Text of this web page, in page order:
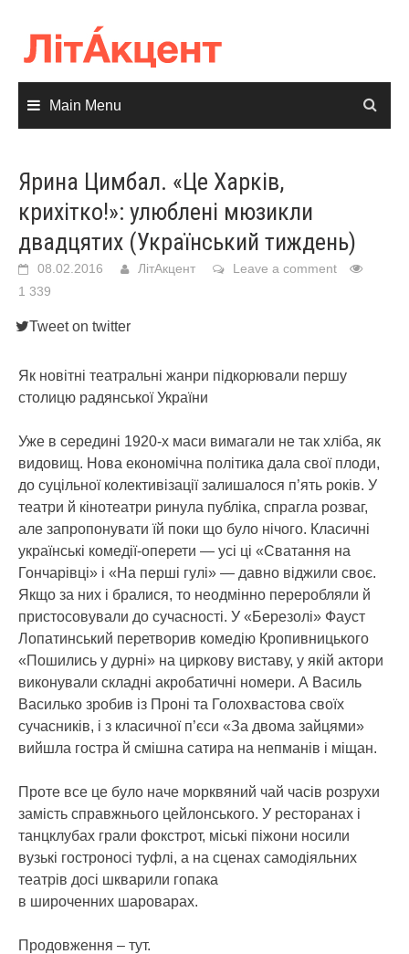
content
Main Menu
Ярина Цимбал. «Це Харків,
крихітко!»: улюблені мюзикли
двадцятих (Український тиждень)
08.02.2016 ЛітАкцент
Leave a comment
1 339
Tweet on twitter
Як новітні театральні жанри підкорювали першу
столицю радянської України
Уже в середині 1920-х маси вимагали не так хліба, як
видовищ. Нова економічна політика дала свої плоди,
до суцільної колективізації залишалося п’ять років. У
театри й кінотеатри ринула публіка, спрагла розваг,
але запропонувати їй поки що було нічого. Класичні
українські комедії-оперети — усі ці «Сватання на
Гончарівці» і «На перші гулі» — давно віджили своє.
Якщо за них і бралися, то неодмінно переробляли й
пристосовували до сучасності. У «Березолі» Фауст
Лопатинський перетворив комедію Кропивницького
«Пошились у дурні» на циркову виставу, у якій актори
виконували складні акробатичні номери. А Василь
Василько зробив із Проні та Голохвастова своїх
сучасників, і з класичної п’єси «За двома зайцями»
вийшла гостра й смішна сатира на непманів і міщан.
Проте все це було наче морквяний чай часів розрухи
замість справжнього цейлонського. У ресторанах і
танцклубах грали фокстрот, міські піжони носили
вузькі гостроносі туфлі, а на сценах самодіяльних
театрів досі шкварили гопака
в широченних шароварах.
Продовження – тут.